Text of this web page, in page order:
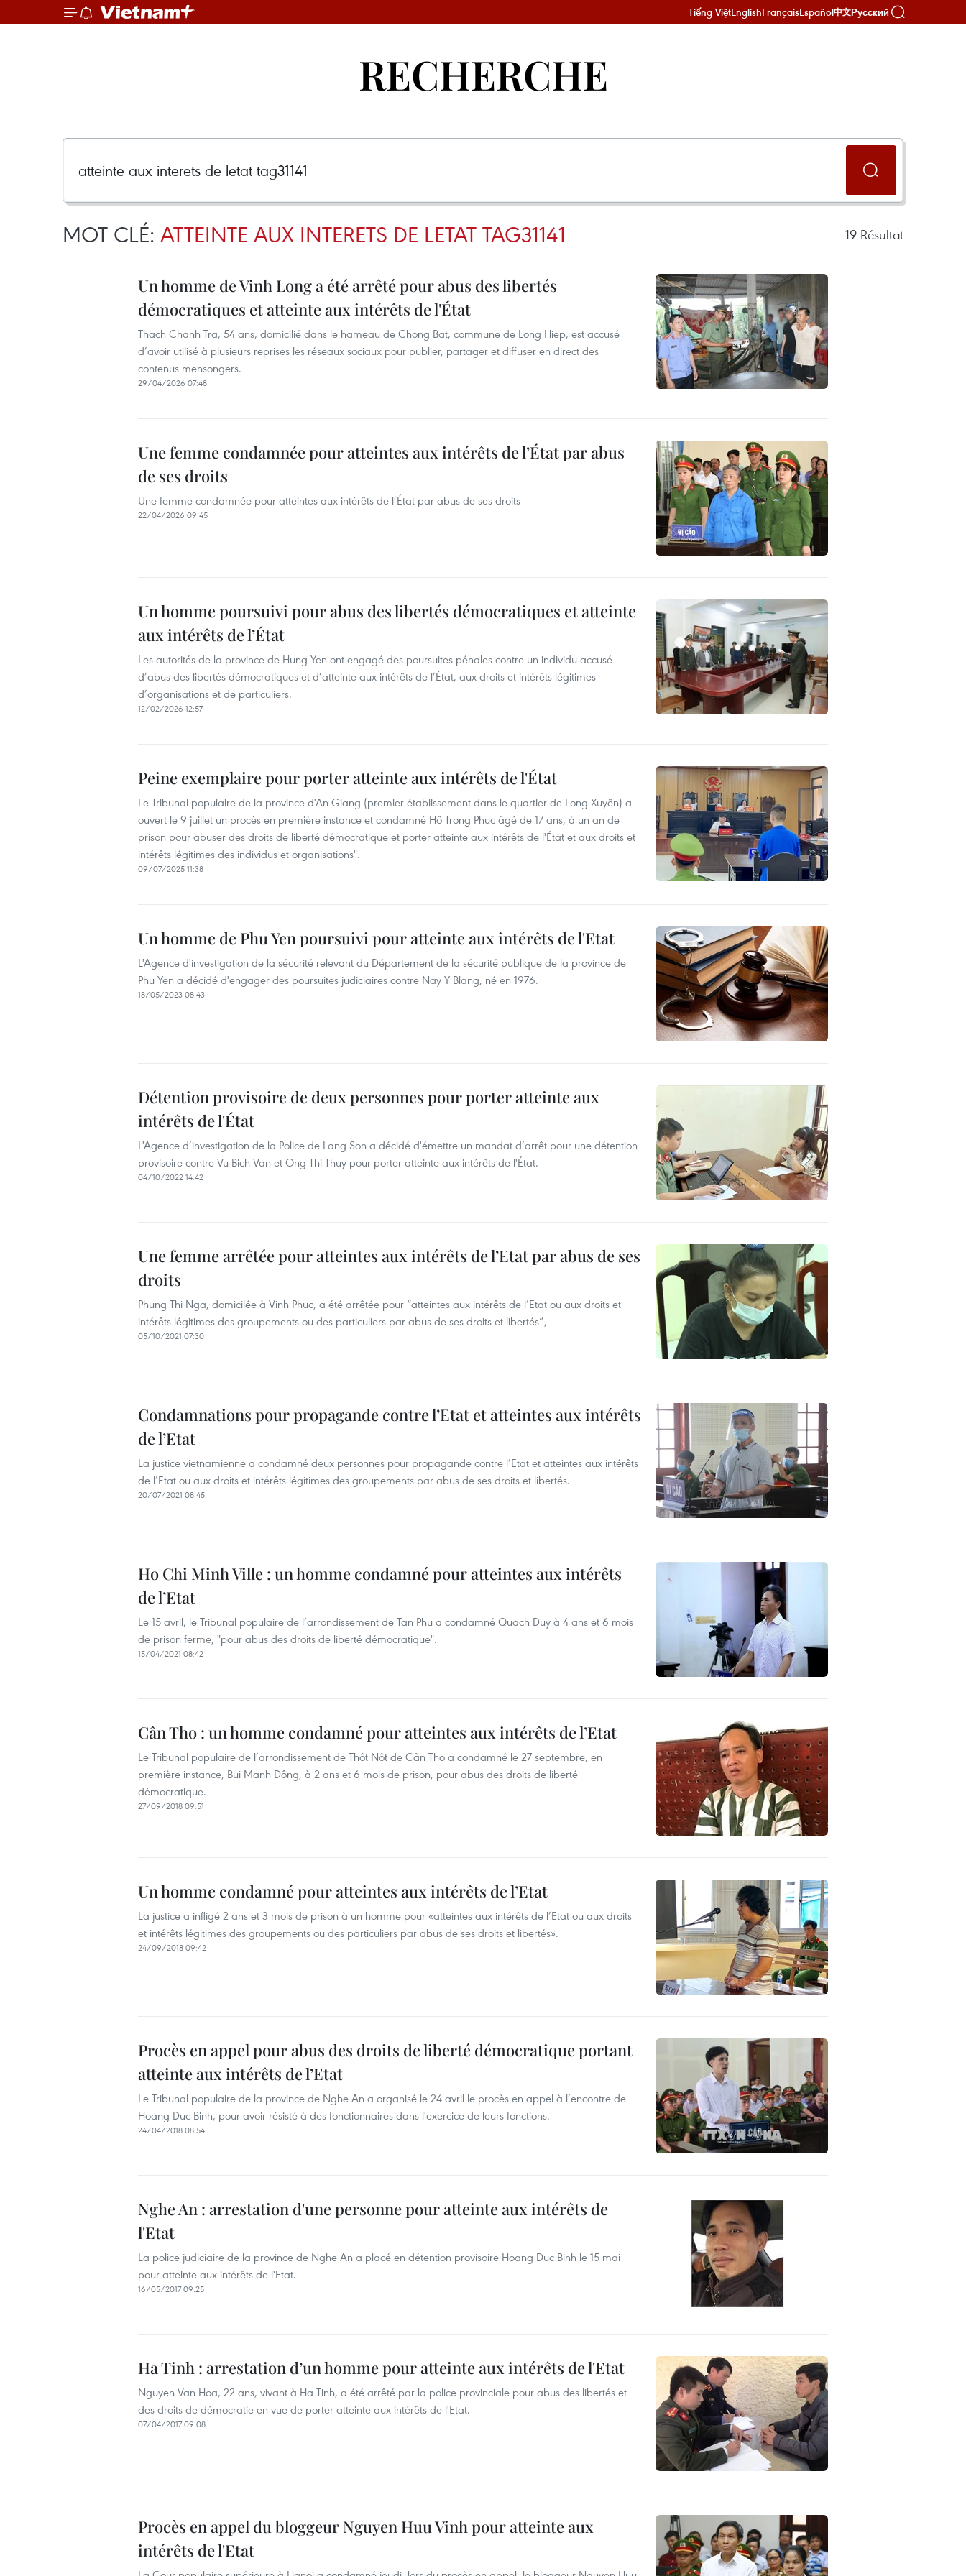
Tiếng ViệtEnglishFrançaisEspañol中文Русский
RECHERCHE
MOT CLÉ: ATTEINTE AUX INTERETS DE LETAT TAG31141 19 Résultat
Un homme de Vinh Long a été arrêté pour abus des libertés
démocratiques et atteinte aux intérêts de l'État
Thach Chanh Tra, 54 ans, domicilié dans le hameau de Chong Bat, commune de Long Hiep, est accusé
d’avoir utilisé à plusieurs reprises les réseaux sociaux pour publier, partager et diffuser en direct des
contenus mensongers.
29/04/2026 07:48
Une femme condamnée pour atteintes aux intérêts de l’État par abus
de ses droits
Une femme condamnée pour atteintes aux intérêts de l’État par abus de ses droits
22/04/2026 09:45
Un homme poursuivi pour abus des libertés démocratiques et atteinte
aux intérêts de l’État
Les autorités de la province de Hung Yen ont engagé des poursuites pénales contre un individu accusé
d’abus des libertés démocratiques et d’atteinte aux intérêts de l’État, aux droits et intérêts légitimes
d’organisations et de particuliers.
12/02/2026 12:57
Peine exemplaire pour porter atteinte aux intérêts de l'État
Le Tribunal populaire de la province d'An Giang (premier établissement dans le quartier de Long Xuyên) a
ouvert le 9 juillet un procès en première instance et condamné Hô Trong Phuc âgé de 17 ans, à un an de
prison pour abuser des droits de liberté démocratique et porter atteinte aux intérêts de l'État et aux droits et
intérêts légitimes des individus et organisations".
09/07/2025 11:38
Un homme de Phu Yen poursuivi pour atteinte aux intérêts de l'Etat
L'Agence d'investigation de la sécurité relevant du Département de la sécurité publique de la province de
Phu Yen a décidé d'engager des poursuites judiciaires contre Nay Y Blang, né en 1976.
18/05/2023 08:43
Détention provisoire de deux personnes pour porter atteinte aux
intérêts de l'État
L'Agence d’investigation de la Police de Lang Son a décidé d'émettre un mandat d’arrêt pour une détention
provisoire contre Vu Bich Van et Ong Thi Thuy pour porter atteinte aux intérêts de l'État.
04/10/2022 14:42
Une femme arrêtée pour atteintes aux intérêts de l’Etat par abus de ses
droits
Phung Thi Nga, domicilée à Vinh Phuc, a été arrêtée pour “atteintes aux intérêts de l’Etat ou aux droits et
intérêts légitimes des groupements ou des particuliers par abus de ses droits et libertés”,
05/10/2021 07:30
Condamnations pour propagande contre l’Etat et atteintes aux intérêts
de l’Etat
La justice vietnamienne a condamné deux personnes pour propagande contre l’Etat et atteintes aux intérêts
de l’Etat ou aux droits et intérêts légitimes des groupements par abus de ses droits et libertés.
20/07/2021 08:45
Ho Chi Minh Ville : un homme condamné pour atteintes aux intérêts
de l’Etat
Le 15 avril, le Tribunal populaire de l’arrondissement de Tan Phu a condamné Quach Duy à 4 ans et 6 mois
de prison ferme, "pour abus des droits de liberté démocratique".
15/04/2021 08:42
Cân Tho : un homme condamné pour atteintes aux intérêts de l’Etat
Le Tribunal populaire de l’arrondissement de Thôt Nôt de Cân Tho a condamné le 27 septembre, en
première instance, Bui Manh Dông, à 2 ans et 6 mois de prison, pour abus des droits de liberté
démocratique.
27/09/2018 09:51
Un homme condamné pour atteintes aux intérêts de l’Etat
La justice a infligé 2 ans et 3 mois de prison à un homme pour «atteintes aux intérêts de l’Etat ou aux droits
et intérêts légitimes des groupements ou des particuliers par abus de ses droits et libertés».
24/09/2018 09:42
Procès en appel pour abus des droits de liberté démocratique portant
atteinte aux intérêts de l’Etat
Le Tribunal populaire de la province de Nghe An a organisé le 24 avril le procès en appel à l’encontre de
Hoang Duc Binh, pour avoir résisté à des fonctionnaires dans l'exercice de leurs fonctions.
24/04/2018 08:54
Nghe An : arrestation d'une personne pour atteinte aux intérêts de
l'Etat
La police judiciaire de la province de Nghe An a placé en détention provisoire Hoang Duc Binh le 15 mai
pour atteinte aux intérêts de l'Etat.
16/05/2017 09:25
Ha Tinh : arrestation d’un homme pour atteinte aux intérêts de l'Etat
Nguyen Van Hoa, 22 ans, vivant à Ha Tinh, a été arrêté par la police provinciale pour abus des libertés et
des droits de démocratie en vue de porter atteinte aux intérêts de l'Etat.
07/04/2017 09:08
Procès en appel du bloggeur Nguyen Huu Vinh pour atteinte aux
intérêts de l'Etat